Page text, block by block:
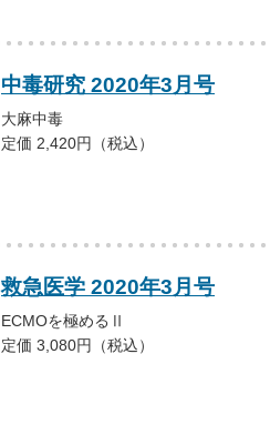
中毒研究 2020年3月号
大麻中毒
定価 2,420円（税込）
救急医学 2020年3月号
ECMOを極めるⅡ
定価 3,080円（税込）